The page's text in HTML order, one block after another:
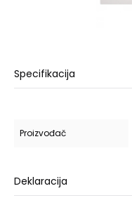
Specifikacija
Proizvođač
Deklaracija